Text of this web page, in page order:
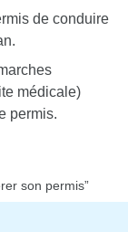
de conduire
médicale)
permis.
son permis”